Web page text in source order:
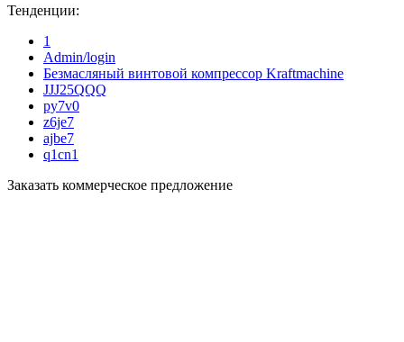
Тенденции:
1
Admin/login
Безмасляный винтовой компрессор Kraftmaсhine
JJJ25QQQ
py7v0
z6je7
ajbe7
q1cn1
Заказать коммерческое предложение